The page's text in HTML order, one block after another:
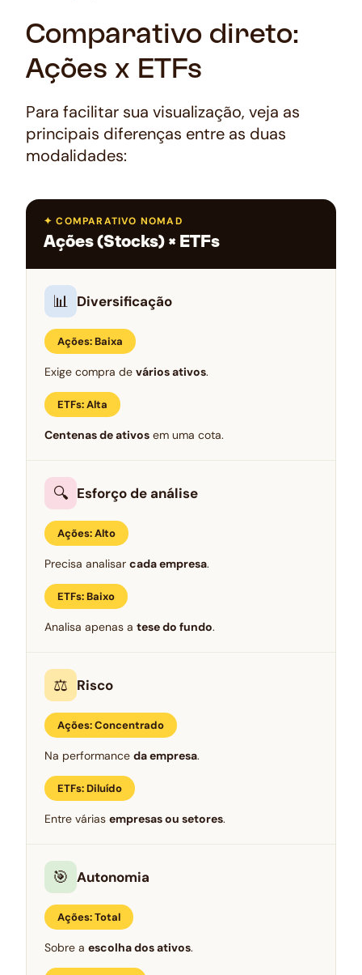
Comparativo direto:
Ações x ETFs
Para facilitar sua visualização, veja as
principais diferenças entre as duas
modalidades:
✦ COMPARATIVO NOMAD
Ações (Stocks) × ETFs
📊 Diversificação
Ações: Baixa
Exige compra de vários ativos.
ETFs: Alta
Centenas de ativos em uma cota.
🔍 Esforço de análise
Ações: Alto
Precisa analisar cada empresa.
ETFs: Baixo
Analisa apenas a tese do fundo.
⚖️ Risco
Ações: Concentrado
Na performance da empresa.
ETFs: Diluído
Entre várias empresas ou setores.
🎯 Autonomia
Ações: Total
Sobre a escolha dos ativos.